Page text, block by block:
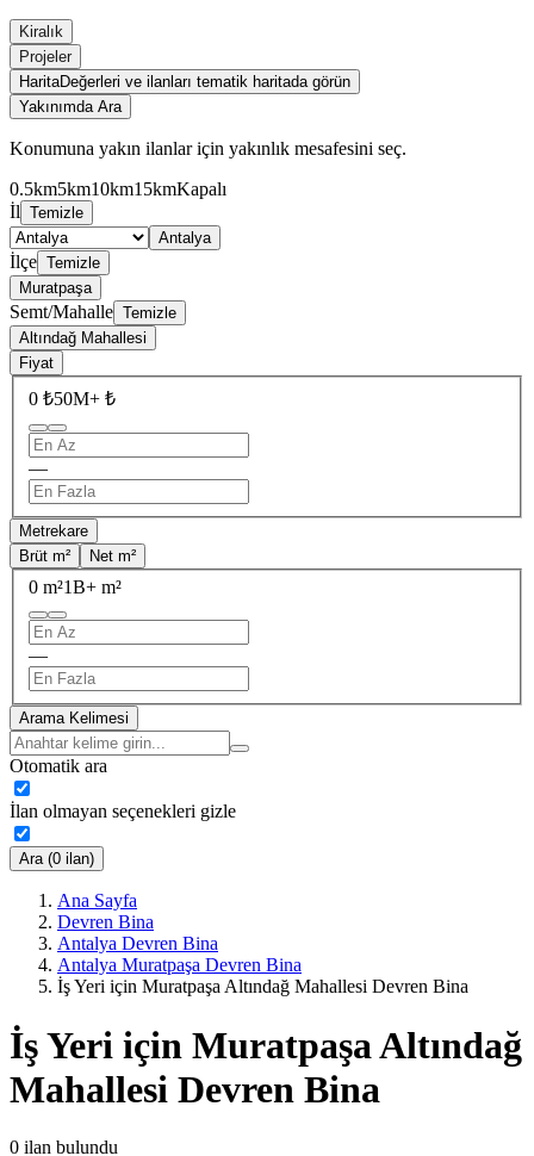
Kiralık
Projeler
HaritaDeğerleri ve ilanları tematik haritada görün
Yakınımda Ara
Konumuna yakın ilanlar için yakınlık mesafesini seç.
0.5km5km10km15kmKapalı
İl Temizle
Antalya
İlçe Temizle
Muratpaşa
Semt/Mahalle Temizle
Altındağ Mahallesi
Fiyat
0 ₺50M+ ₺
—
Metrekare
Brüt m²
Net m²
0 m²1B+ m²
—
Arama Kelimesi
Otomatik ara
İlan olmayan seçenekleri gizle
Ara (0 ilan)
Ana Sayfa
Devren Bina
Antalya Devren Bina
Antalya Muratpaşa Devren Bina
İş Yeri için Muratpaşa Altındağ Mahallesi Devren Bina
İş Yeri için Muratpaşa Altındağ
Mahallesi Devren Bina
0 ilan bulundu